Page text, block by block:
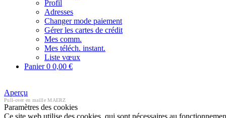
Profil
Adresses
Changer mode paiement
Gérer les cartes de crédit
Mes comm.
Mes téléch. instant.
Liste vœux
Panier0 0,00 €
Aperçu
Pull-over en maille MAERZ
Paramètres des cookies
Ce site web utilise des cookies, qui sont nécessaires au